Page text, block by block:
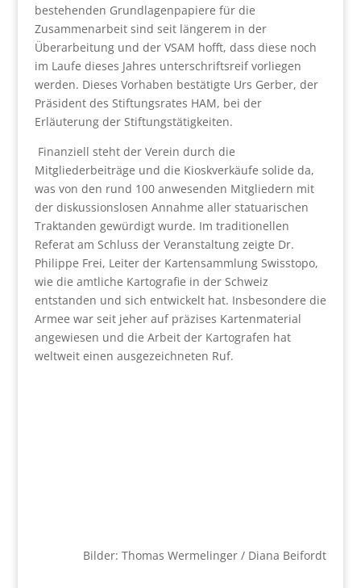
bestehenden Grundlagenpapiere für die
Zusammenarbeit sind seit längerem in der
Überarbeitung und der VSAM hofft, dass diese noch
im Laufe dieses Jahres unterschriftsreif vorliegen
werden. Dieses Vorhaben bestätigte Urs Gerber, der
Präsident des Stiftungsrates HAM, bei der
Erläuterung der Stiftungstätigkeiten.
Finanziell steht der Verein durch die
Mitgliederbeiträge und die Kioskverkäufe solide da,
was von den rund 100 anwesenden Mitgliedern mit
der diskussionslosen Annahme aller statuarischen
Traktanden gewürdigt wurde. Im traditionellen
Referat am Schluss der Veranstaltung zeigte Dr.
Philippe Frei, Leiter der Kartensammlung Swisstopo,
wie die amtliche Kartografie in der Schweiz
entstanden und sich entwickelt hat. Insbesondere die
Armee war seit jeher auf präzises Kartenmaterial
angewiesen und die Arbeit der Kartografen hat
weltweit einen ausgezeichneten Ruf.
Bilder: Thomas Wermelinger / Diana Beifordt